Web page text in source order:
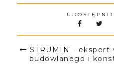
STRUMIN -
budowlanego i